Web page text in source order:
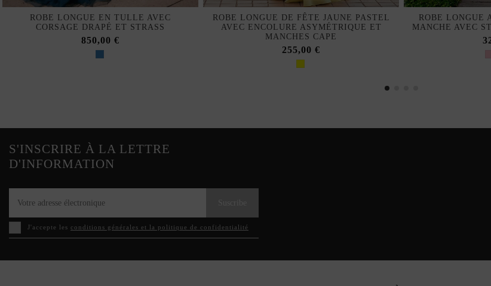
ROBE LONGUE EN TULLE AVEC
CORSAGE DRAPÉ ET STRASS
850,00 €
ROBE LONGUE DE FÊTE JAUNE PASTEL
AVEC ENCOLURE ASYMÉTRIQUE ET
MANCHES CAPE
255,00 €
ROBE LONGUE
MANCHE AVEC
S'INSCRIRE À LA LETTRE
D'INFORMATION
J'accepte les conditions générales et la politique de confidentialité